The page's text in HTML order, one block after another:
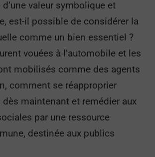
valeur symbolique et
est-il possible de considérer la
comme un bien essentiel ?
vouées à l’automobile et les
mobilisés comme des agents
comment se réapproprier
dès maintenant et remédier aux
par une ressource
destinée aux publics